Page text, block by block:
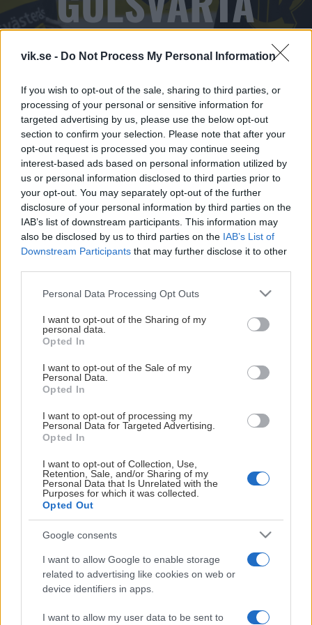
vik.se - Do Not Process My Personal Information
If you wish to opt-out of the sale, sharing to third parties, or
processing of your personal or sensitive information for
targeted advertising by us, please use the below opt-out
section to confirm your selection. Please note that after your
opt-out request is processed you may continue seeing
interest-based ads based on personal information utilized by
us or personal information disclosed to third parties prior to
your opt-out. You may separately opt-out of the further
disclosure of your personal information by third parties on the
IAB’s list of downstream participants. This information may
also be disclosed by us to third parties on the IAB’s List of
Downstream Participants that may further disclose it to other
Please note that this website/app uses one or more Google
not limited to your visit or usage behaviour. You may click to
grant or deny consent to Google and its third-party tags to
use your data for below specified purposes in below Google
consent section.
Personal Data Processing Opt Outs
I want to opt-out of the Sharing of my
personal data.
Opted In
I want to opt-out of the Sale of my
Personal Data.
Opted In
I want to opt-out of processing my
Personal Data for Targeted Advertising.
Opted In
I want to opt-out of Collection, Use,
Retention, Sale, and/or Sharing of my
Personal Data that Is Unrelated with the
Purposes for which it was collected.
Opted Out
Google consents
I want to allow Google to enable storage
related to advertising like cookies on web or
device identifiers in apps.
I want to allow my user data to be sent to
MER HOCKEY FÖR ALLA
Av våra ca 650 aktiva barn och ungdomar är knappt
10% tjejer. De flesta är alltså killar, oftast med
herrlag spelar är det samma sak. Vi vill bredda
intresset för VIK. Att vår klubb ska spegla samhället
på ett bättre sätt. Fler tjejer och barn med utländsk
bakgrund i våra ungdomslag – och på läktaren i ABB
Arena.
Ett hinder för att börja spela hockey kan ofta vara
ekonomi. Alla har inte möjligheten att köpa den
utrustning som krävs för att deras barn ska kunna få
testa på sporten. VIK har i flera år erbjudit
låneutrustningar, så att barn kan få pröva att spela
hockey utan att det blir jättedyrt direkt.
Låneutrustningarna är väldigt populära och tar slut
fler utrustningar.
Vad gör vi: